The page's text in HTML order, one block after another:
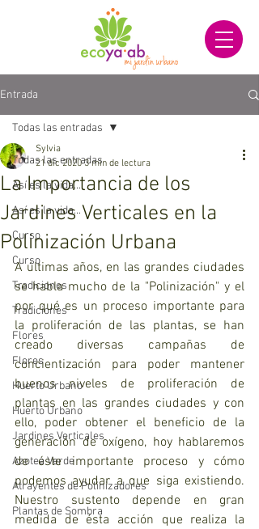
Entrada
Todas las entradas
Así es la vida...
Así es la vida...
Curso
Curso
Tradiciones
Tradiciones
Flores
Flores
Huerto Urbano
Huerto Urbano
Jardines Verticales
Azotea Verde
Atrayentes de Polinizadores
Plantas de Sombra
Todas las entradas
La Importancia de los
Jardines Verticales en la
Polinización Urbana
Sylvia
21 dic 2020 3 min de lectura
A últimas años, en las grandes ciudades
se habla mucho de la "Polinización" y el
por qué es un proceso importante para
la proliferación de las plantas, se han
creado diversas campañas de
concientización para poder mantener
buenos niveles de proliferación de
plantas en las grandes ciudades y con
ello, poder obtener el beneficio de la
generación de oxígeno, hoy hablaremos
de éste importante proceso y cómo
podemos ayudar a que siga existiendo.
Nuestro sustento depende en gran
medida de ésta acción que realiza la